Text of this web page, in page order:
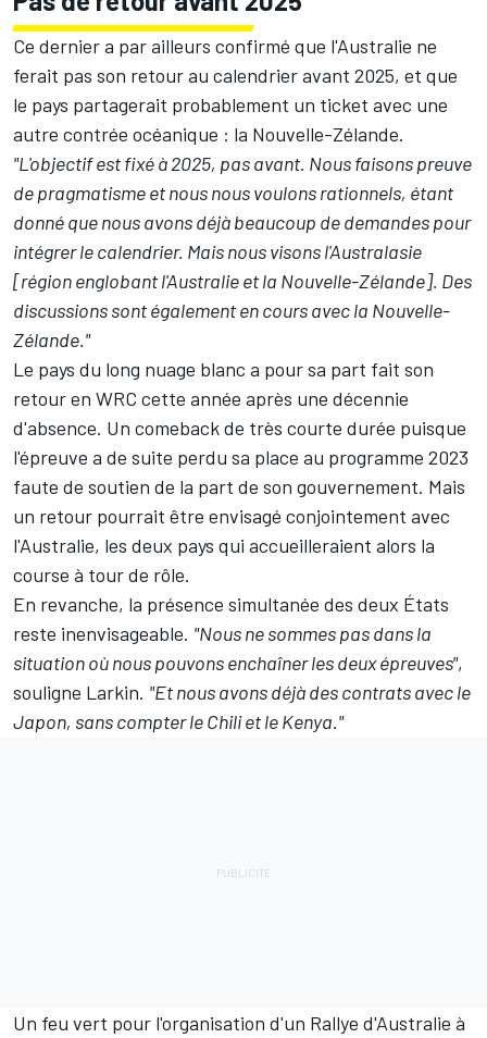
Ce dernier a par ailleurs confirmé que l'Australie ne
ferait pas son retour au calendrier avant 2025, et que
le pays partagerait probablement un ticket avec une
autre contrée océanique : la Nouvelle-Zélande.
"L'objectif est fixé à 2025, pas avant. Nous faisons preuve
de pragmatisme et nous nous voulons rationnels, étant
donné que nous avons déjà beaucoup de demandes pour
intégrer le calendrier. Mais nous visons l'Australasie
[région englobant l'Australie et la Nouvelle-Zélande]. Des
discussions sont également en cours avec la Nouvelle-
Zélande."
Le pays du long nuage blanc a pour sa part fait son
retour en WRC cette année après une décennie
d'absence. Un comeback de très courte durée puisque
l'épreuve a de suite perdu sa place au programme 2023
faute de soutien de la part de son gouvernement. Mais
un retour pourrait être envisagé conjointement avec
l'Australie, les deux pays qui accueilleraient alors la
course à tour de rôle.
En revanche, la présence simultanée des deux États
reste inenvisageable. "Nous ne sommes pas dans la
situation où nous pouvons enchaîner les deux épreuves",
souligne Larkin. "Et nous avons déjà des contrats avec le
Japon, sans compter le Chili et le Kenya."
Un feu vert pour l'organisation d'un Rallye d'Australie à